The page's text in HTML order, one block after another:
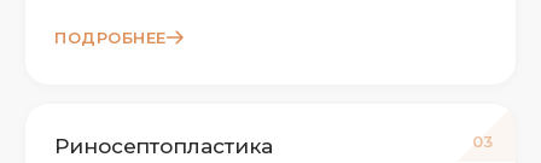
ПОДРОБНЕЕ
03
Риносептопластика